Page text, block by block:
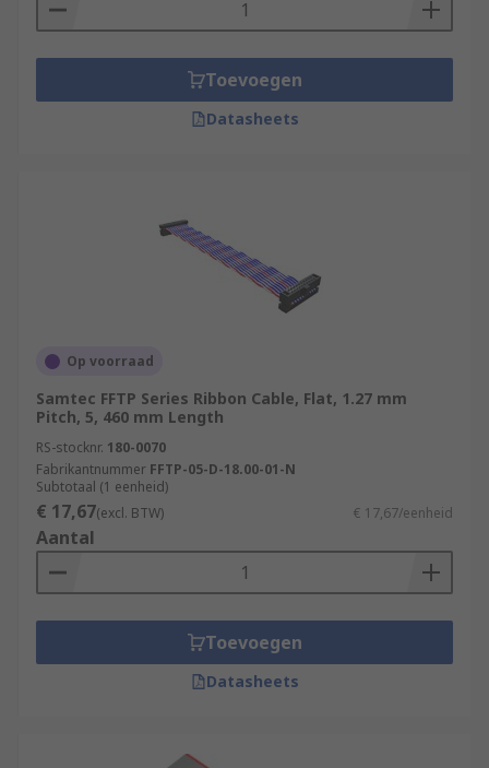
Toevoegen
Datasheets
Op voorraad
Samtec FFTP Series Ribbon Cable, Flat, 1.27 mm
Pitch, 5, 460 mm Length
RS-stocknr. 180-0070
Fabrikantnummer FFTP-05-D-18.00-01-N
Subtotaal (1 eenheid)
€ 17,67(excl. BTW) € 17,67/eenheid
Aantal
Toevoegen
Datasheets